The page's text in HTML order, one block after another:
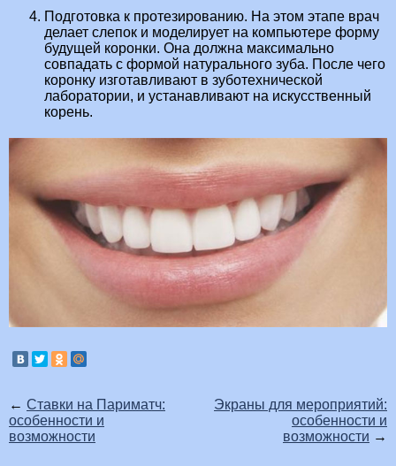
Подготовка к протезированию. На этом этапе врач
делает слепок и моделирует на компьютере форму
будущей коронки. Она должна максимально
совпадать с формой натурального зуба. После чего
коронку изготавливают в зуботехнической
лаборатории, и устанавливают на искусственный
корень.
← Ставки на Париматч:
особенности и
возможности
Экраны для мероприятий:
особенности и
возможности →